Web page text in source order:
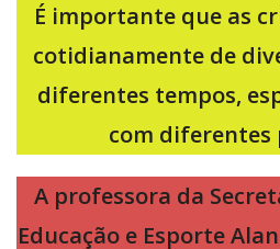
É importante que as
cotidianamente de
diferentes tempos,
com diferentes
A professora da
Educação e Esporte